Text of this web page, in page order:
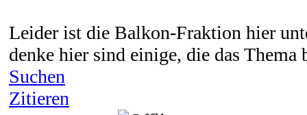
Leider ist die Balkon-Fraktion hier
denke hier sind einige, die das
Suchen
Zitieren